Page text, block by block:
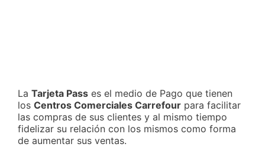
La Tarjeta Pass es el medio de Pago que tienen
los Centros Comerciales Carrefour para facilitar
las compras de sus clientes y al mismo tiempo
fidelizar su relación con los mismos como forma
de aumentar sus ventas.